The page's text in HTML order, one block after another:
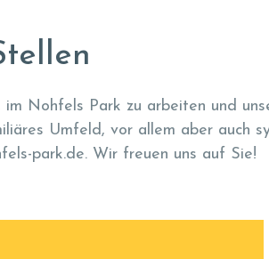
Nohfels Park zu arbeiten und
Umfeld, vor allem aber auch
park.de. Wir freuen uns auf Sie!